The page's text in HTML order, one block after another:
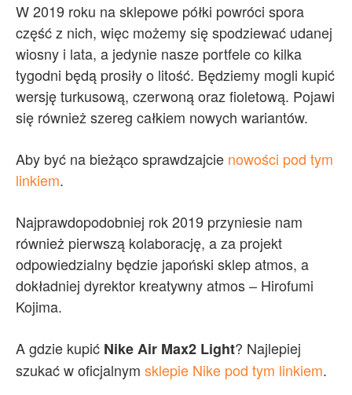
W 2019 roku na sklepowe półki powróci spora
część z nich, więc możemy się spodziewać udanej
wiosny i lata, a jedynie nasze portfele co kilka
tygodni będą prosiły o litość. Będziemy mogli kupić
wersję turkusową, czerwoną oraz fioletową. Pojawi
się również szereg całkiem nowych wariantów.
Aby być na bieżąco sprawdzajcie nowości pod tym
linkiem.
Najprawdopodobniej rok 2019 przyniesie nam
również pierwszą kolaborację, a za projekt
odpowiedzialny będzie japoński sklep atmos, a
dokładniej dyrektor kreatywny atmos – Hirofumi
Kojima.
A gdzie kupić Nike Air Max2 Light? Najlepiej
szukać w oficjalnym sklepie Nike pod tym linkiem.